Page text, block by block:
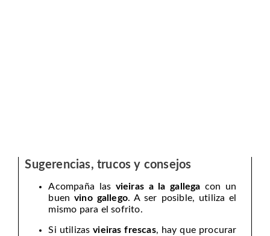
Sugerencias, trucos y consejos
Acompaña las vieiras a la gallega con un
buenvino gallego. A ser posible, utiliza el
mismo para el sofrito.
Si utilizasvieiras frescas, hay que procurar